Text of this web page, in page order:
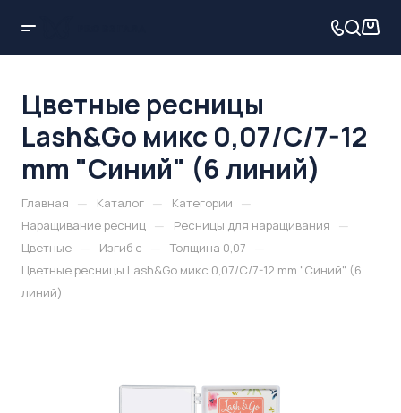
Цветные ресницы
Lash&Go микс 0,07/C/7-12
mm "Синий" (6 линий)
Главная — Каталог — Категории —
Наращивание ресниц — Ресницы для наращивания —
Цветные — Изгиб c — Толщина 0,07 —
Цветные ресницы Lash&Go микс 0,07/C/7-12 mm "Синий" (6
линий)